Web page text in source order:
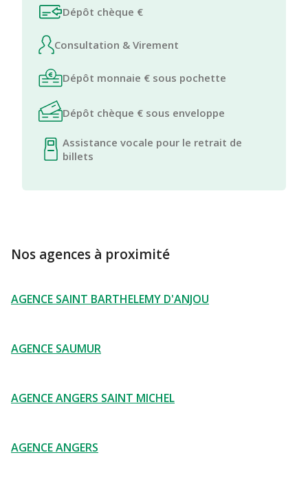
Dépôt chèque €
Consultation & Virement
Dépôt monnaie € sous pochette
Dépôt chèque € sous enveloppe
Assistance vocale pour le retrait de
billets
Nos agences à proximité
AGENCE SAINT BARTHELEMY D'ANJOU
AGENCE SAUMUR
AGENCE ANGERS SAINT MICHEL
AGENCE ANGERS